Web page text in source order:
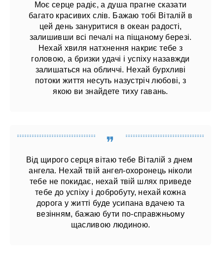
Моє серце радіє, а душа прагне сказати
багато красивих слів. Бажаю тобі Віталій в
цей день зануритися в океан радості,
залишивши всі печалі на піщаному березі.
Нехай хвиля натхнення накриє тебе з
головою, а бризки удачі і успіху назавжди
залишаться на обличчі. Нехай бурхливі
потоки життя несуть назустріч любові, з
якою ви знайдете тиху гавань.
Від щирого серця вітаю тебе Віталій з днем ​​
ангела. Нехай твій ангел-охоронець ніколи
тебе не покидає, нехай твій шлях приведе
тебе до успіху і добробуту, нехай кожна
дорога у житті буде усипана вдачею та
везінням, бажаю бути по-справжньому
щасливою людиною.